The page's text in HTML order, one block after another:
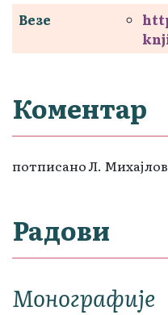
Везе
Коментар
потписано Л.
Радови
Монографије